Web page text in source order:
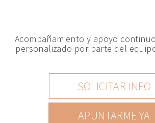
Acompañamiento y apoyo
personalizado por parte del
SOLICITAR INFO
APUNTARME YA